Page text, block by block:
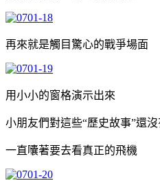
再來就是觸目驚心的戰爭場面
用小小的窗格演示出來
小朋友們對這些“歷史故事”還
一直囔著要去看真正的飛機